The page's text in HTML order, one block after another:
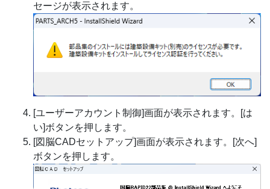
セージが表示されます。
[ユーザーアカウント制御]画面が表示されます。[は
い]ボタンを押します。
[図脳CADセットアップ]画面が表示されます。[次へ]
ボタンを押します。